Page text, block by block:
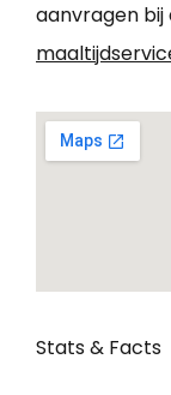
aanvragen bij
Stats & Facts